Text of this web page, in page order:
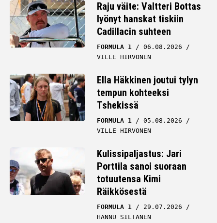
Raju väite: Valtteri Bottas
lyönyt hanskat tiskiin
Cadillacin suhteen
FORMULA 1
06.08.2026
VILLE HIRVONEN
Ella Häkkinen joutui tylyn
tempun kohteeksi
Tshekissä
FORMULA 1
05.08.2026
VILLE HIRVONEN
Kulissipaljastus: Jari
Porttila sanoi suoraan
totuutensa Kimi
Räikkösestä
FORMULA 1
29.07.2026
HANNU SILTANEN